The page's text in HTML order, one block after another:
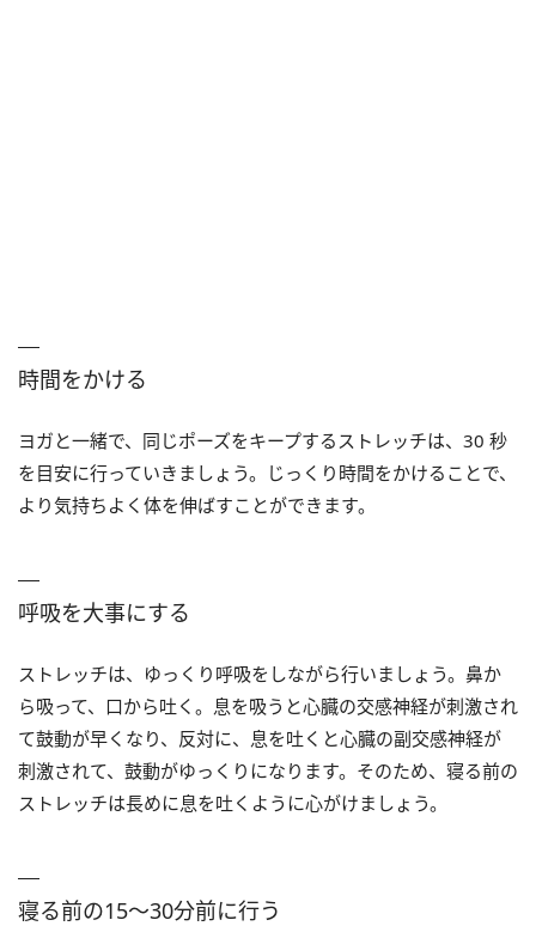
時間をかける
ヨガと一緒で、同じポーズをキープするストレッチは、30 秒
を目安に行っていきましょう。じっくり時間をかけることで、
より気持ちよく体を伸ばすことができます。
呼吸を大事にする
ストレッチは、ゆっくり呼吸をしながら行いましょう。鼻か
ら吸って、口から吐く。息を吸うと心臓の交感神経が刺激され
て鼓動が早くなり、反対に、息を吐くと心臓の副交感神経が
刺激されて、鼓動がゆっくりになります。そのため、寝る前の
ストレッチは長めに息を吐くように心がけましょう。
寝る前の15～30分前に行う